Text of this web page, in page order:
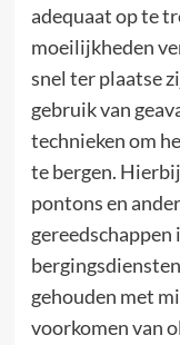
adequaat op te
moeilijkheden
snel ter plaatse
gebruik van
technieken om
te bergen.
pontons en
gereedschappen
gehouden met
voorkomen van